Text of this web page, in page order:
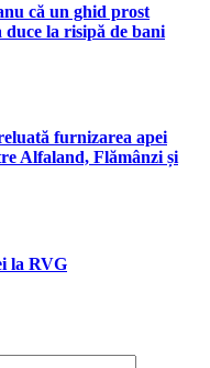
că un ghid prost
la risipă de bani
furnizarea apei
Alfaland, Flămânzi și
la RVG